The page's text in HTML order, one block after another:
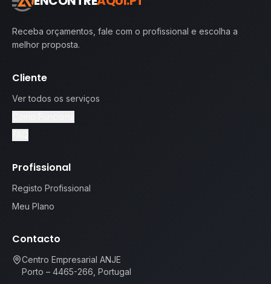
Receba orçamentos, fale com o profissional e escolha a
melhor proposta.
Cliente
Ver todos os serviços
Profissional
Registo Profissional
Meu Plano
Contacto
Centro Empresarial ANJE
Porto – 4465-266, Portugal